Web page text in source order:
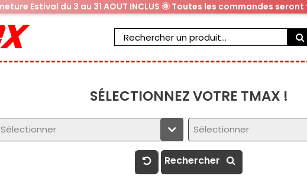
Estival du 3 au 31 AOUT INCLUS 🌞 Toutes les commandes
SÉLECTIONNEZ VOTRE TMAX !
Sélectionner Sélectionner
Rechercher